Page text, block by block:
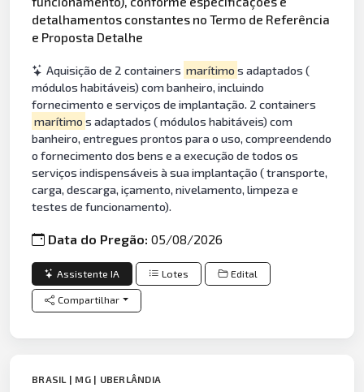
detalhamentos constantes no Termo de Referência
e Proposta Detalhe
Aquisição de 2 containers marítimo s adaptados (
módulos habitáveis) com banheiro, incluindo
fornecimento e serviços de implantação. 2 containers
marítimo s adaptados ( módulos habitáveis) com
banheiro, entregues prontos para o uso, compreendendo
o fornecimento dos bens e a execução de todos os
serviços indispensáveis à sua implantação ( transporte,
carga, descarga, içamento, nivelamento, limpeza e
testes de funcionamento).
Data do Pregão:05/08/2026
Assistente IA Lotes Edital
Compartilhar
BRASIL | MG | UBERLÂNDIA